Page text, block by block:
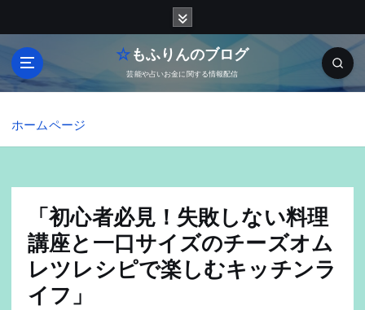
を
キ
☆もふりんのブログ
芸能や占いお金に関する情報配信
ホームページ
「初心者必見！失敗しない料理
講座と一口サイズのチーズオム
レツレシピで楽しむキッチンラ
イフ」